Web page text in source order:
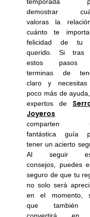
demostrar
valoras la
cuánto te
felicidad de tu
querido. Si tras
estos pasos
terminas de
claro y
poco más de
expertos de
Joyeros
comparten
fantástica guía
tener un acierto
Al seguir
consejos, puedes
seguro de que tu
no solo será
en el momento,
que también
convertirá en